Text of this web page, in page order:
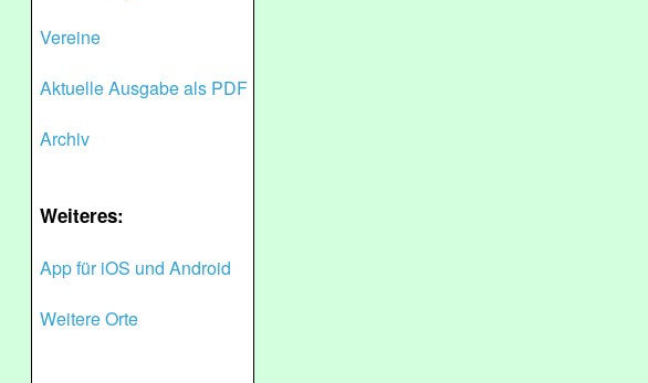
Vereine
Aktuelle Ausgabe als PDF
Archiv
Weiteres:
App für iOS und Android
Weitere Orte